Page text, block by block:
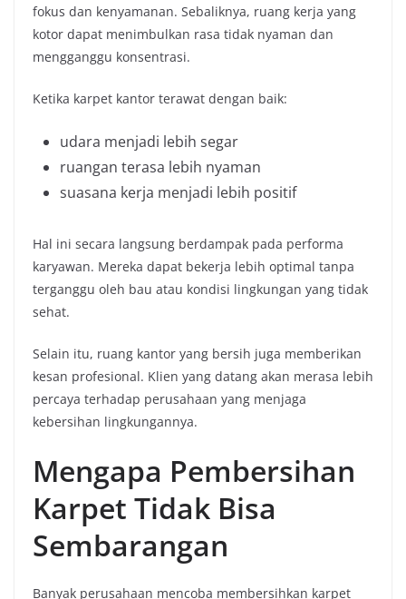
fokus dan kenyamanan. Sebaliknya, ruang kerja yang
kotor dapat menimbulkan rasa tidak nyaman dan
mengganggu konsentrasi.
Ketika karpet kantor terawat dengan baik:
udara menjadi lebih segar
ruangan terasa lebih nyaman
suasana kerja menjadi lebih positif
Hal ini secara langsung berdampak pada performa
karyawan. Mereka dapat bekerja lebih optimal tanpa
terganggu oleh bau atau kondisi lingkungan yang tidak
sehat.
Selain itu, ruang kantor yang bersih juga memberikan
kesan profesional. Klien yang datang akan merasa lebih
percaya terhadap perusahaan yang menjaga
kebersihan lingkungannya.
Mengapa Pembersihan
Karpet Tidak Bisa
Sembarangan
Banyak perusahaan mencoba membersihkan karpet